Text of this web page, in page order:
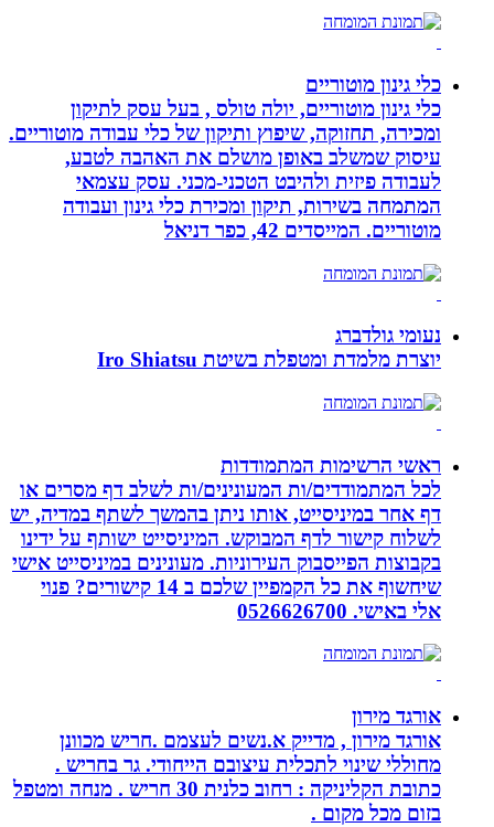
כלי גינון מוטוריים
כלי גינון מוטוריים, יולה טולס , בעל עסק לתיקון
ומכירה, תחזוקה, שיפוץ ותיקון של כלי עבודה מוטוריים.
עיסוק שמשלב באופן מושלם את האהבה לטבע,
לעבודה פיזית ולהיבט הטכני-מכני. עסק עצמאי
המתמחה בשירות, תיקון ומכירת כלי גינון ועבודה
מוטוריים. המייסדים 42, כפר דניאל
נעומי גולדברג
יוצרת מלמדת ומטפלת בשיטת Iro Shiatsu
ראשי הרשימות המתמודדות
לכל המתמודדים/ות המעונינים/ות לשלב דף מסרים או
דף אחר במיניסייט, אותו ניתן בהמשך לשתף במדיה, יש
לשלוח קישור לדף המבוקש. המיניסייט ישותף על ידינו
בקבוצות הפייסבוק העירוניות. מעונינים במיניסייט אישי
שיחשוף את כל הקמפיין שלכם ב 14 קישורים? פנוי
אלי באישי. 0526626700
אורגד מירון
אורגד מירון , מדייק א.נשים לעצמם .חריש מכוונן
מחוללי שינוי לתכלית עיצובם הייחודי. גר בחריש .
כתובת הקליניקה : רחוב כלנית 30 חריש . מנחה ומטפל
בזום מכל מקום .